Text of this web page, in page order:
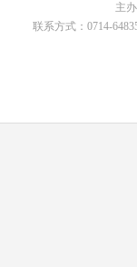
主
联系方式：0714-